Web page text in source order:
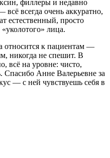
филлеры и недавно
всегда очень аккуратно,
естественный, просто
лица.
относится к пациентам —
никогда не спешит. В
всё на уровне: чисто,
Спасибо Анне Валерьевне за
— с ней чувствуешь себя в